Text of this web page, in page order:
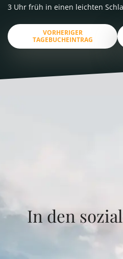
3 Uhr früh in einen leichten
VORHERIGER
TAGEBUCHEINTRAG
In den